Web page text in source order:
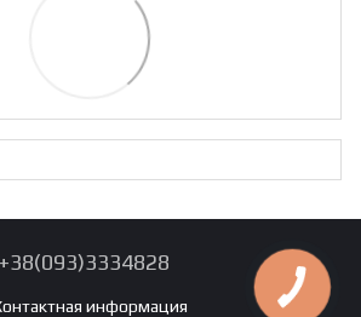
+38(093)3334828
информация